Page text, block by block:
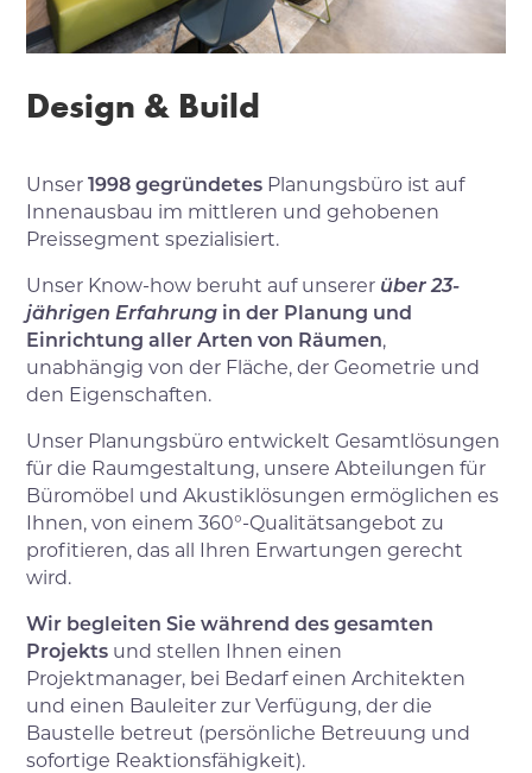
Design & Build
Unser1998 gegründetes Planungsbüro ist auf
Innenausbau im mittleren und gehobenen
Preissegment spezialisiert.
Unser Know-how beruht auf unserer über 23-
jährigen Erfahrung in der Planung und
Einrichtung aller Arten von Räumen,
unabhängig von der Fläche, der Geometrie und
den Eigenschaften.
Unser Planungsbüro entwickelt Gesamtlösungen
für die Raumgestaltung, unsere Abteilungen für
Büromöbel und Akustiklösungen ermöglichen es
Ihnen, von einem 360°-Qualitätsangebot zu
profitieren, das all Ihren Erwartungen gerecht
wird.
Wir begleiten Sie während des gesamten
Projekts und stellen Ihnen einen
Projektmanager, bei Bedarf einen Architekten
und einen Bauleiter zur Verfügung, der die
Baustelle betreut (persönliche Betreuung und
sofortige Reaktionsfähigkeit).